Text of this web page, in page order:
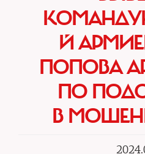
Й
ПОПОВА
ПО
В